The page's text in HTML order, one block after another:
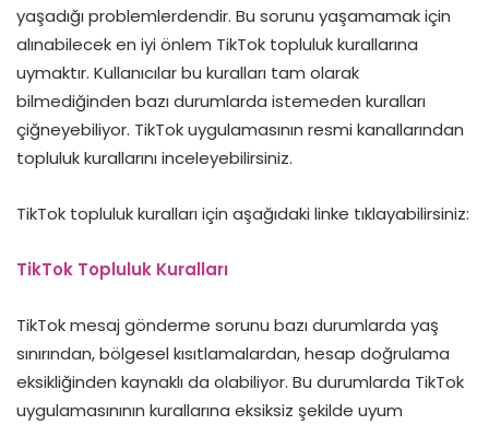
yaşadığı problemlerdendir. Bu sorunu yaşamamak için
alınabilecek en iyi önlem TikTok topluluk kurallarına
uymaktır. Kullanıcılar bu kuralları tam olarak
bilmediğinden bazı durumlarda istemeden kuralları
çiğneyebiliyor. TikTok uygulamasının resmi kanallarından
topluluk kurallarını inceleyebilirsiniz.
TikTok topluluk kuralları için aşağıdaki linke tıklayabilirsiniz:
TikTok Topluluk Kuralları
TikTok mesaj gönderme sorunu bazı durumlarda yaş
sınırından, bölgesel kısıtlamalardan, hesap doğrulama
eksikliğinden kaynaklı da olabiliyor. Bu durumlarda TikTok
uygulamasınının kurallarına eksiksiz şekilde uyum